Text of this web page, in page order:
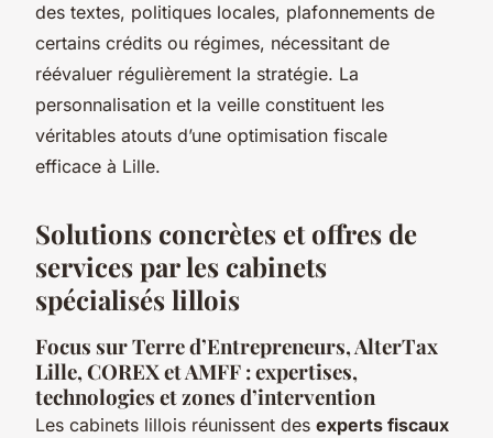
des textes, politiques locales, plafonnements de
certains crédits ou régimes, nécessitant de
réévaluer régulièrement la stratégie. La
personnalisation et la veille constituent les
véritables atouts d’une optimisation fiscale
efficace à Lille.
Solutions concrètes et offres de
services par les cabinets
spécialisés lillois
Focus sur Terre d’Entrepreneurs, AlterTax
Lille, COREX et AMFF : expertises,
technologies et zones d’intervention
Les cabinets lillois réunissent des experts fiscaux